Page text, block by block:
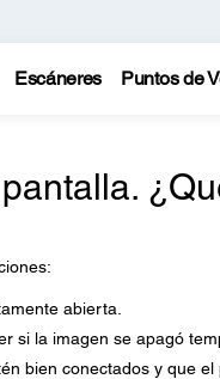
Escáneres Puntos de
abierta.
si la imagen se apagó
bien conectados y que